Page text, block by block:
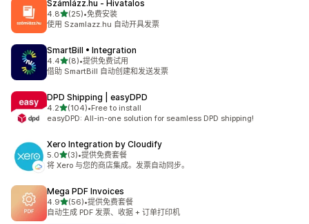
Számlázz.hu ‑ Hivatalos
4.8星（满分 5 星）
(25)
总共 25 条评论
•免费安装
使用 Szamlazz.hu 自动开具发票
SmartBill • Integration
4.4星（满分 5 星）
(8)
总共 8 条评论
•提供免费试用
借助 SmartBill 自动创建和发送发票
DPD Shipping | easyDPD
4.2星（满分 5 星）
(104)
总共 104 条评论
•Free to install
easyDPD: All-in-one solution for seamless DPD shipping!
Xero Integration by Cloudify
5.0星（满分 5 星）
(3)
总共 3 条评论
•提供免费套餐
将 Xero 与您的商店集成。发票自动同步。
Mega PDF Invoices
4.9星（满分 5 星）
(56)
总共 56 条评论
•提供免费套餐
自动生成 PDF 发票、收据 + 订单打印机